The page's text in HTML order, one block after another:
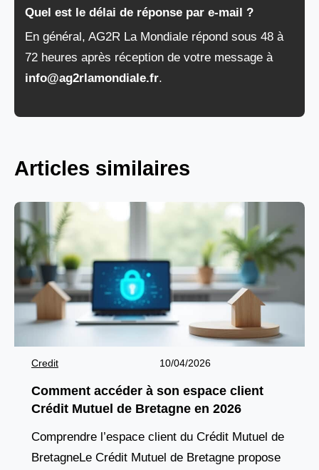
Quel est le délai de réponse par e-mail ?
En général, AG2R La Mondiale répond sous 48 à
72 heures après réception de votre message à
info@ag2rlamondiale.fr.
Articles similaires
Credit 10/04/2026
Comment accéder à son espace client
Crédit Mutuel de Bretagne en 2026
Comprendre l’espace client du Crédit Mutuel de
BretagneLe Crédit Mutuel de Bretagne propose